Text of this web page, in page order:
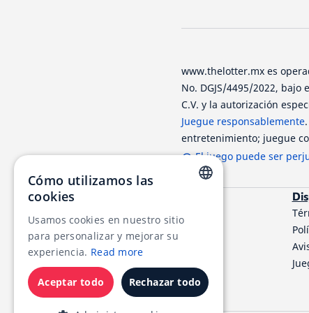
www.thelotter.mx es
No. DGJS/4495/2022, bajo
C.V. y la autorización
Juegue responsablemente
entretenimiento; juegue
El juego puede ser
RUSSIAN
FRENCH
Cómo utilizamos las
cookies
Usamos cookies en nuestro sitio
para personalizar y mejorar su
experiencia. Read more
Aceptar todo Rechazar todo